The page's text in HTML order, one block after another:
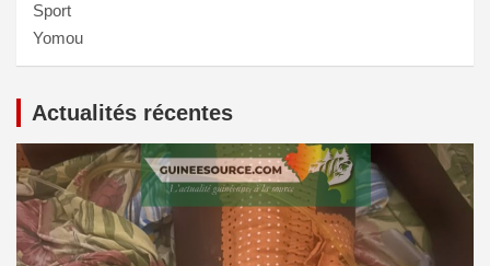
Sport
Yomou
Actualités récentes